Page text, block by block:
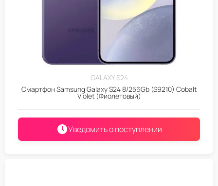
GALAXY S24
Смартфон Samsung Galaxy S24 8/256Gb (S9210) Cobalt
Violet (Фиолетовый)
Уведомить о поступлении